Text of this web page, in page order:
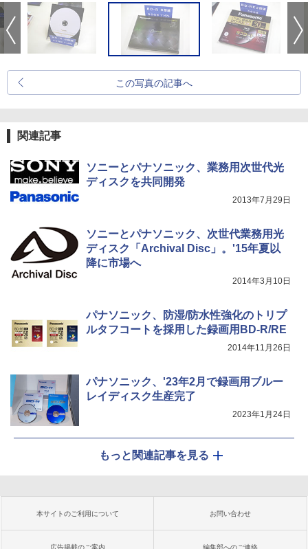
この写真の記事へ
関連記事
ソニーとパナソニック、業務用次世代光
ディスクを共同開発
2013年7月29日
ソニーとパナソニック、次世代業務用光
ディスク「Archival Disc」。'15年夏以
降に市場へ
2014年3月10日
パナソニック、防湿/防水性強化のトリプ
ルタフコートを採用した録画用BD-R/RE
2014年11月26日
パナソニック、'23年2月で録画用ブルー
レイディスク生産完了
2023年1月24日
もっと関連記事を見る
本サイトのご利用について お問い合わせ
広告掲載のご案内 編集部へのご連絡